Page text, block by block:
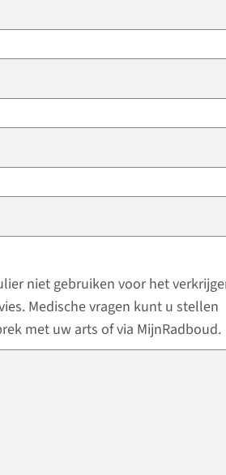
niet gebruiken voor het
Medische vragen kunt u stellen
met uw arts of via MijnRadboud.